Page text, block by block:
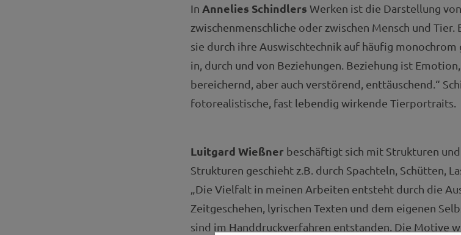
In Annelies Schindlers Werken ist die Darstellung
zwischenmenschliche oder zwischen Mensch und
sie durch ihre Auswischtechnik auf häufig
in, durch und von Beziehungen. Beziehung ist
bereichernd, aber auch verstörend, enttäuschend.“
fotorealistische, fast lebendig wirkende Tierportraits.
Luitgard Wießner beschäftigt sich mit Strukturen
Strukturen geschieht z.B. durch Spachteln, Schütten,
„Die Vielfalt in meinen Arbeiten entsteht durch die
Zeitgeschehen, lyrischen Texten und dem eigenen
sind im Handdruckverfahren entstanden. Die Motive